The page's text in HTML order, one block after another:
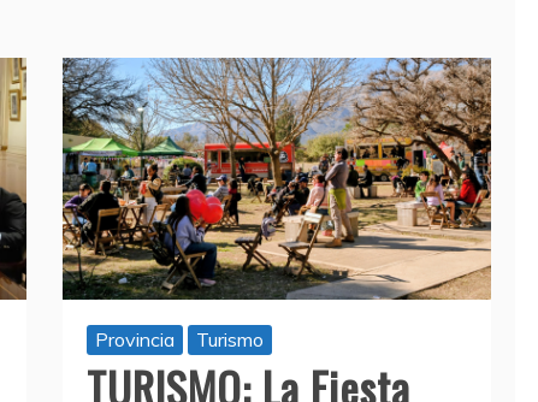
Provincia Turismo
TURISMO: La Fiesta